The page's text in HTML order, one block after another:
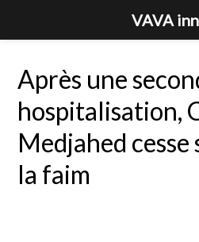
Après une
hospitalisation,
Medjahed cesse
la faim
VAVA